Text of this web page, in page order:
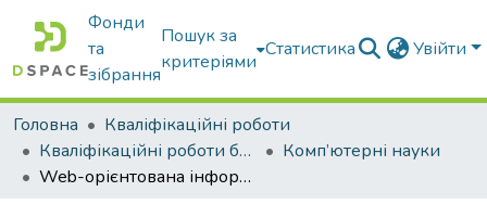
Фонди
та
зібрання
Пошук за
критеріями
Статистика Увійти
Головна
Кваліфікаційні роботи
Кваліфікаційні роботи бакалаврів
Комп’ютерні науки
Web-орієнтована інформаційна система для магазину електроніки